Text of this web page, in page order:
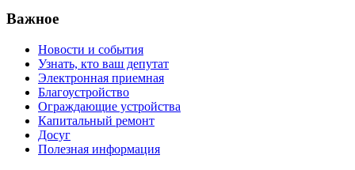
Важное
Новости и события
Узнать, кто ваш депутат
Электронная приемная
Благоустройство
Ограждающие устройства
Капитальный ремонт
Досуг
Полезная информация